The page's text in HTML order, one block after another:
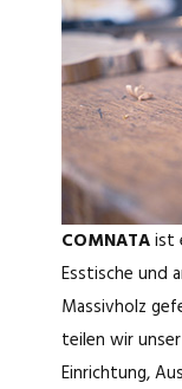
COMNATAist
Esstische und
Massivholz
teilen wir
Einrichtung,